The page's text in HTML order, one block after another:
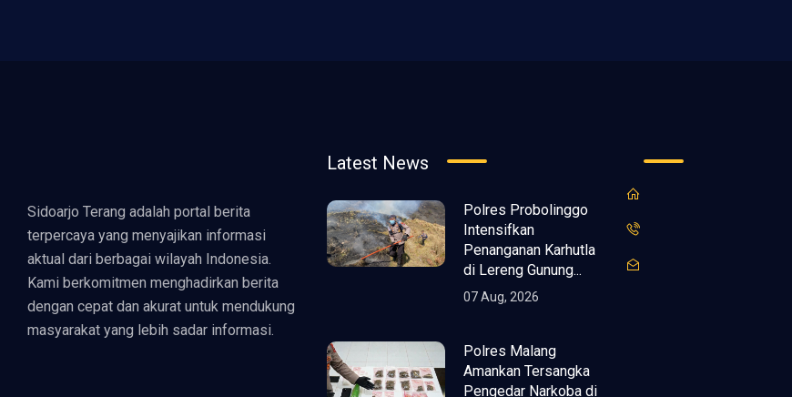
Sidoarjo Terang adalah portal berita
terpercaya yang menyajikan informasi
aktual dari berbagai wilayah Indonesia.
Kami berkomitmen menghadirkan berita
dengan cepat dan akurat untuk mendukung
masyarakat yang lebih sadar informasi.
Latest News
Polres Probolinggo
Intensifkan
Penanganan Karhutla
di Lereng Gunung...
07 Aug, 2026
Polres Malang
Amankan Tersangka
Pengedar Narkoba di